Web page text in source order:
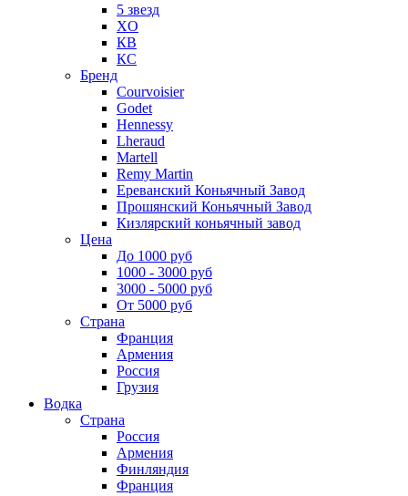
5 звезд
XO
КВ
КС
Бренд
Courvoisier
Godet
Hennessy
Lheraud
Martell
Remy Martin
Ереванский Коньячный Завод
Прошянский Коньячный Завод
Кизлярский коньячный завод
Цена
До 1000 руб
1000 - 3000 руб
3000 - 5000 руб
От 5000 руб
Страна
Франция
Армения
Россия
Грузия
Водка
Страна
Россия
Армения
Финляндия
Франция